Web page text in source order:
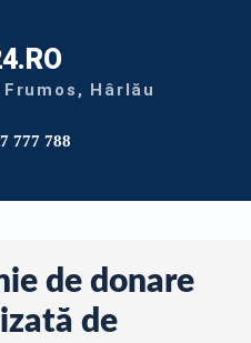
Hârlău
777 788
de donare
de